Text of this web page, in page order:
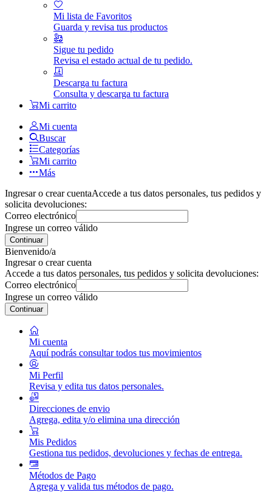
Mi lista de Favoritos
Guarda y revisa tus productos
Sigue tu pedido
Revisa el estado actual de tu pedido.
Descarga tu factura
Consulta y descarga tu factura
Mi carrito
Mi cuenta
Buscar
Categorías
Mi carrito
Más
Ingresar o crear cuentaAccede a tus datos personales, tus pedidos y
solicita devoluciones:
Correo electrónico
Ingrese un correo válido
Continuar
Bienvenido/a
Ingresar o crear cuenta
Accede a tus datos personales, tus pedidos y solicita devoluciones:
Correo electrónico
Ingrese un correo válido
Continuar
Mi cuenta
Aquí podrás consultar todos tus movimientos
Mi Perfil
Revisa y edita tus datos personales.
Direcciones de envio
Agrega, edita y/o elimina una dirección
Mis Pedidos
Gestiona tus pedidos, devoluciones y fechas de entrega.
Métodos de Pago
Agrega y valida tus métodos de pago.